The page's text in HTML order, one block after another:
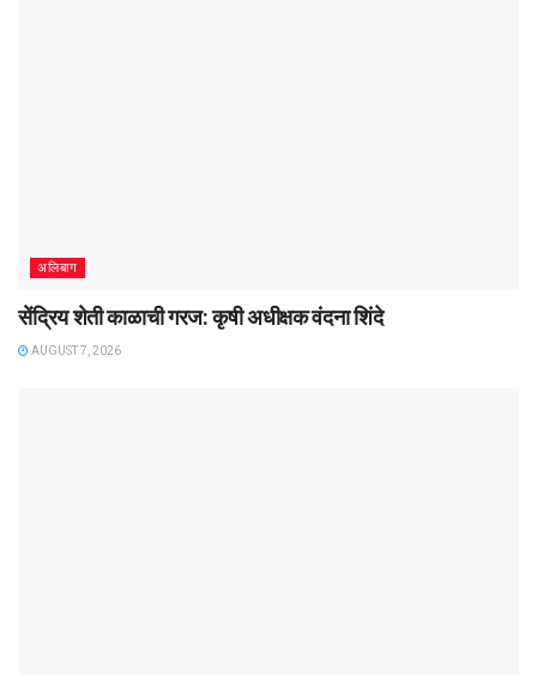
अलिबाग
सेंद्रिय शेती काळाची गरज: कृषी अधीक्षक वंदना शिंदे
AUGUST 7, 2026